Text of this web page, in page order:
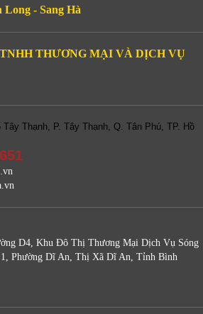
Long - Sang Hà
THƯƠNG MẠI VÀ DỊCH VỤ
Tây Thạnh, P. Tây Thạnh, Q. Tân Phú, TP. Hồ
D4, Khu Đô Thị Thương Mại Dịch Vụ Sóng
Phường Dĩ An, Thị Xã Dĩ An, Tỉnh Bình